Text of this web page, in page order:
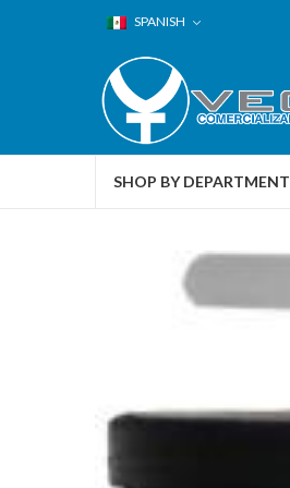
SPANISH
SHOP BY DEPARTMENT